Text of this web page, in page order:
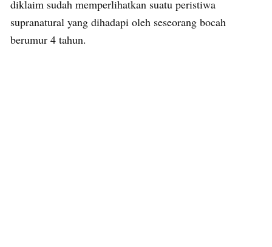
diklaim sudah memperlihatkan suatu peristiwa
supranatural yang dihadapi oleh seseorang bocah
berumur 4 tahun.